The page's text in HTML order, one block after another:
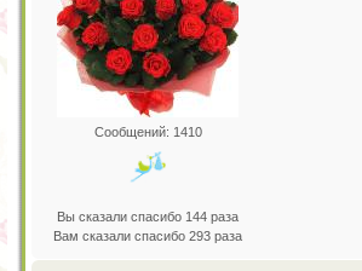
Сообщений: 1410
Вы сказали спасибо 144 раза
Вам сказали спасибо 293 раза